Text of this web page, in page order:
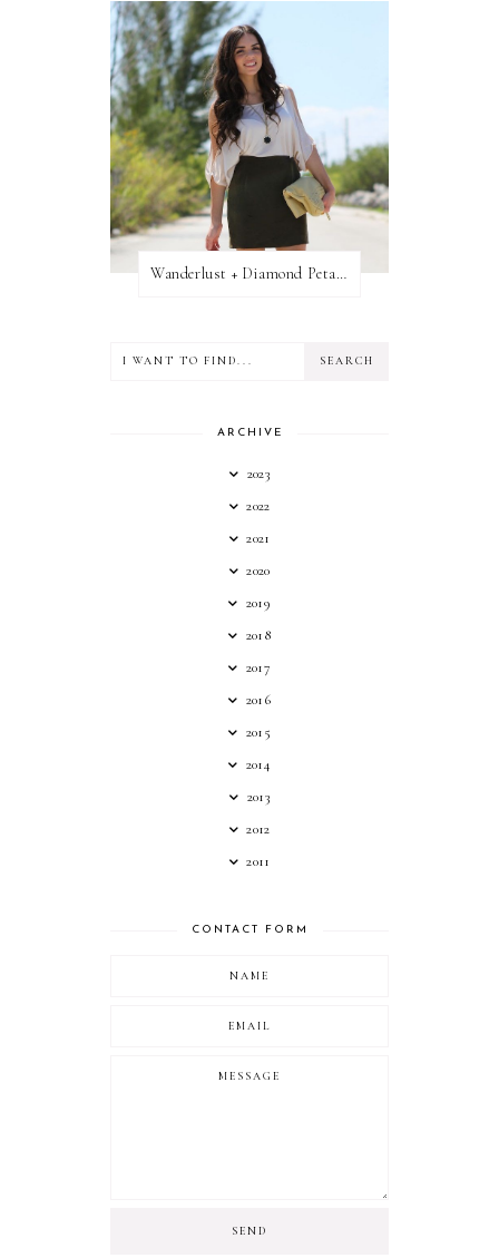
Wanderlust + Diamond Petal Giveaway
ARCHIVE
2023
2022
2021
2020
2019
2018
2017
2016
2015
2014
2013
2012
2011
CONTACT FORM